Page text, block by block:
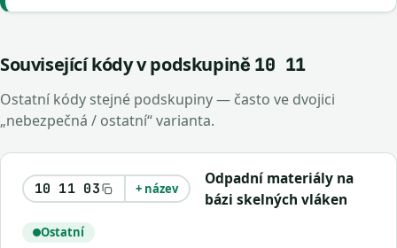
Související kódy v podskupině 10 11
Ostatní kódy stejné podskupiny — často ve dvojici
„nebezpečná / ostatní“ varianta.
10 11 03 + název
Odpadní materiály na
bázi skelných vláken
Ostatní